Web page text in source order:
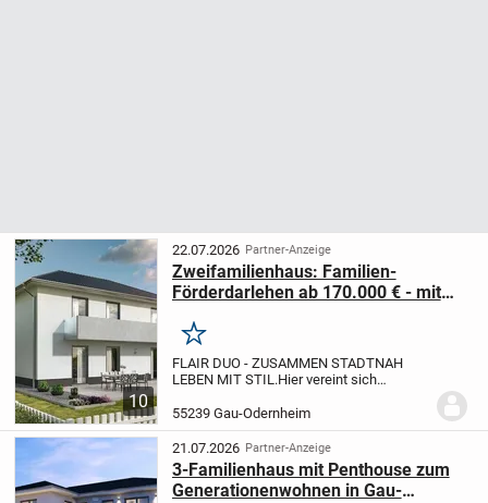
10
22.07.2026 Partner-Anzeige
Zweifamilienhaus: Familien-
Förderdarlehen ab 170.000 € - mit
Jetzt kostenlos informieren Tel.
06333-274888 fü
Merken
FLAIR DUO - ZUSAMMEN STADTNAH
LEBEN MIT STIL.Hier vereint sich
gemütliche Mehrfamilienhaus-
Atmosphäre. In zwei Wohnungen unter
einem Dach leben. Das Stadthaus Duo...
55239 Gau-Odernheim
21.07.2026 Partner-Anzeige
3-Familienhaus mit Penthouse zum
Generationenwohnen in Gau-